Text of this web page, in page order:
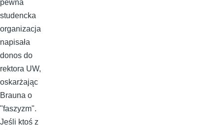
pewna
studencka
organizacja
napisała
donos do
rektora UW,
oskarżając
Brauna o
"faszyzm".
Jeśli ktoś z